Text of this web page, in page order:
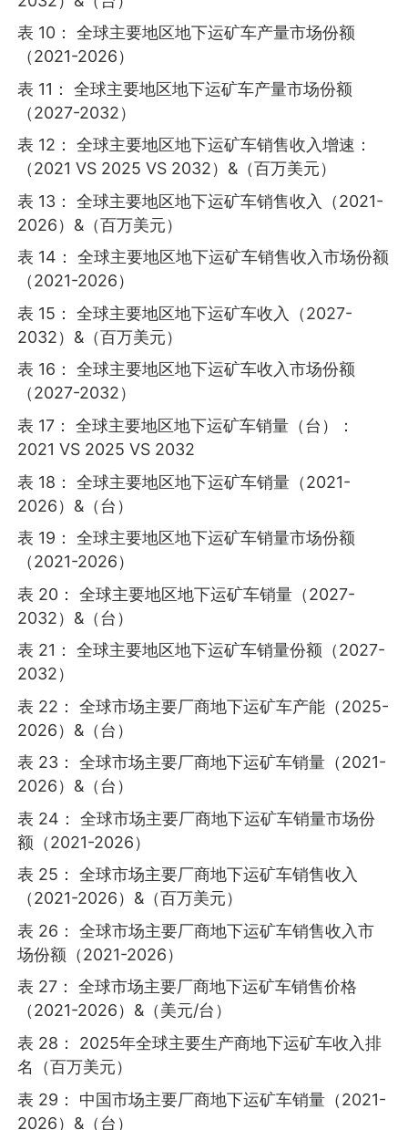
表 10： 全球主要地区地下运矿车产量市场份额
（2021-2026）
表 11： 全球主要地区地下运矿车产量市场份额
（2027-2032）
表 12： 全球主要地区地下运矿车销售收入增速：
（2021 VS 2025 VS 2032）&（百万美元）
表 13： 全球主要地区地下运矿车销售收入（2021-
2026）&（百万美元）
表 14： 全球主要地区地下运矿车销售收入市场份额
（2021-2026）
表 15： 全球主要地区地下运矿车收入（2027-
2032）&（百万美元）
表 16： 全球主要地区地下运矿车收入市场份额
（2027-2032）
表 17： 全球主要地区地下运矿车销量（台）：
2021 VS 2025 VS 2032
表 18： 全球主要地区地下运矿车销量（2021-
2026）&（台）
表 19： 全球主要地区地下运矿车销量市场份额
（2021-2026）
表 20： 全球主要地区地下运矿车销量（2027-
2032）&（台）
表 21： 全球主要地区地下运矿车销量份额（2027-
2032）
表 22： 全球市场主要厂商地下运矿车产能（2025-
2026）&（台）
表 23： 全球市场主要厂商地下运矿车销量（2021-
2026）&（台）
表 24： 全球市场主要厂商地下运矿车销量市场份
额（2021-2026）
表 25： 全球市场主要厂商地下运矿车销售收入
（2021-2026）&（百万美元）
表 26： 全球市场主要厂商地下运矿车销售收入市
场份额（2021-2026）
表 27： 全球市场主要厂商地下运矿车销售价格
（2021-2026）&（美元/台）
表 28： 2025年全球主要生产商地下运矿车收入排
名（百万美元）
表 29： 中国市场主要厂商地下运矿车销量（2021-
2026）&（台）